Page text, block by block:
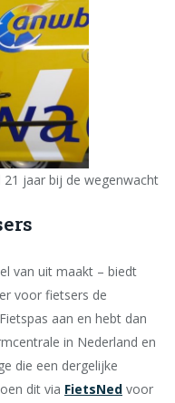
jaar bij de wegenwacht
van uit maakt – biedt
voor fietsers de
aan en hebt dan
in Nederland en
die een dergelijke
dit via FietsNed voor